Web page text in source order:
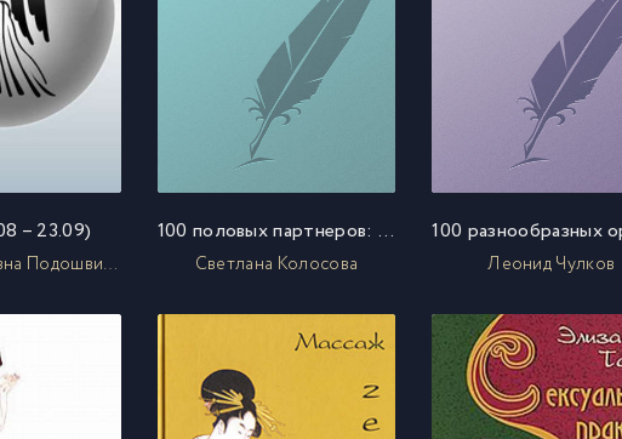
– 23.09)
Татьяна Юрьевна Подошвина
100 половых партнеров: приятно и безопасно
Светлана Колосова Леонид Чулков